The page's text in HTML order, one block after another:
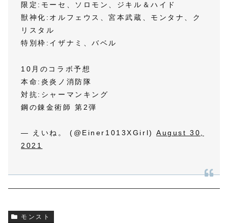
限定:モーセ、ソロモン、ジキル＆ハイド
獣神化:オルフェウス、宮本武蔵、モンタナ、ク
リスタル
特別枠:イザナミ、バベル
10月のコラボ予想
本命:炎炎ノ消防隊
対抗:シャーマンキング
鋼の錬金術師 第2弾
— えいね。 (@Einer1013XGirl)August 30,
2021
モンスト